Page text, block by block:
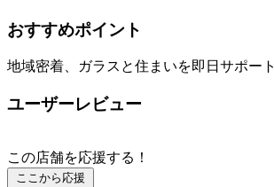
おすすめポイント
地域密着、ガラスと住まいを即日サポート
ユーザーレビュー
この店舗を応援する！
ここから応援